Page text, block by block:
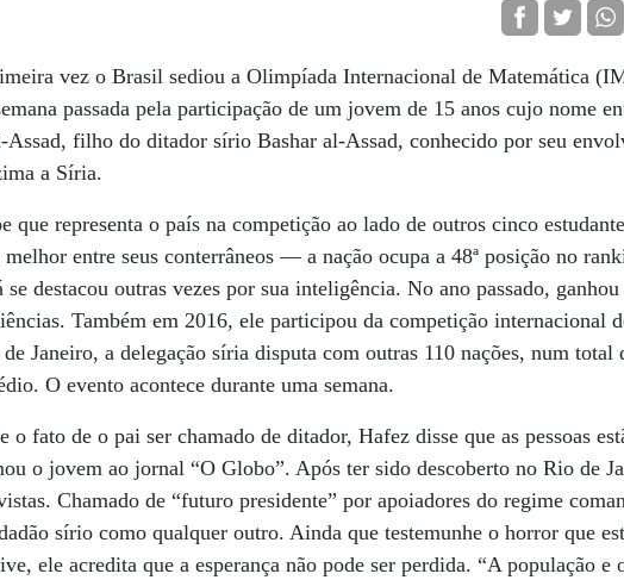
vez o Brasil sediou a Olimpíada Internacional de Matemática
passada pela participação de um jovem de 15 anos cujo nome
filho do ditador sírio Bashar al-Assad, conhecido por seu
a Síria.
que representa o país na competição ao lado de outros cinco
entre seus conterrâneos — a nação ocupa a 48ª posição no
destacou outras vezes por sua inteligência. No ano passado,
Também em 2016, ele participou da competição internacional
Janeiro, a delegação síria disputa com outras 110 nações, num total
O evento acontece durante uma semana.
o fato de o pai ser chamado de ditador, Hafez disse que as pessoas
o jovem ao jornal “O Globo”. Após ter sido descoberto no Rio de
Chamado de “futuro presidente” por apoiadores do regime
sírio como qualquer outro. Ainda que testemunhe o horror que
ele acredita que a esperança não pode ser perdida. “A população e